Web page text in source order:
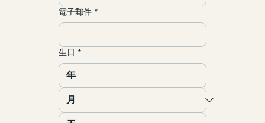
電子郵件 *
生日 *